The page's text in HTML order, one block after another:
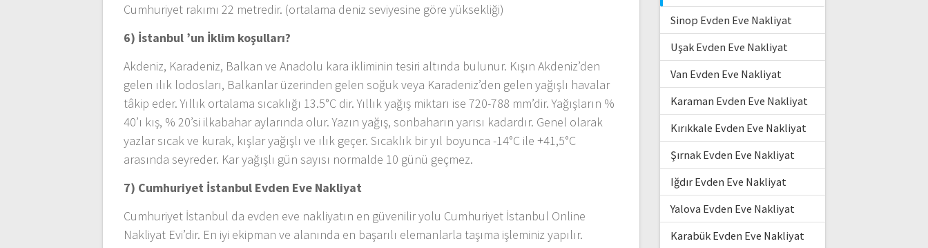
Cumhuriyet rakımı 22 metredir. (ortalama deniz seviyesine göre yüksekliği)
6) İstanbul ’un İklim koşulları?
Akdeniz, Karadeniz, Balkan ve Anadolu kara ikliminin tesiri altında bulunur. Kışın Akdeniz’den
gelen ılık lodosları, Balkanlar üzerinden gelen soğuk veya Karadeniz’den gelen yağışlı havalar
tâkip eder. Yıllık ortalama sıcaklığı 13.5°C dir. Yıllık yağış miktarı ise 720-788 mm’dir. Yağışların %
40’ı kış, % 20’si ilkabahar aylarında olur. Yazın yağış, sonbaharın yarısı kadardır. Genel olarak
yazlar sıcak ve kurak, kışlar yağışlı ve ılık geçer. Sıcaklık bir yıl boyunca -14°C ile +41,5°C
arasında seyreder. Kar yağışlı gün sayısı normalde 10 günü geçmez.
7) Cumhuriyet İstanbul Evden Eve Nakliyat
Cumhuriyet İstanbul da evden eve nakliyatın en güvenilir yolu Cumhuriyet İstanbul Online
Nakliyat Evi’dir. En iyi ekipman ve alanında en başarılı elemanlarla taşıma işleminiz yapılır.
Sinop Evden Eve Nakliyat
Uşak Evden Eve Nakliyat
Van Evden Eve Nakliyat
Karaman Evden Eve Nakliyat
Kırıkkale Evden Eve Nakliyat
Şırnak Evden Eve Nakliyat
Iğdır Evden Eve Nakliyat
Yalova Evden Eve Nakliyat
Karabük Evden Eve Nakliyat